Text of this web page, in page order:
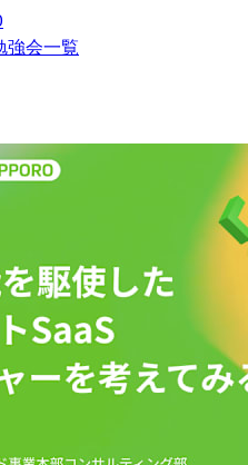
強会一覧